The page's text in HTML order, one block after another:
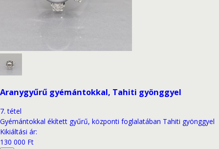
Aranygyűrű gyémántokkal, Tahiti gyönggyel
7. tétel
Gyémántokkal ékített gyűrű, központi foglalatában Tahiti gyönggyel
Kikiáltási ár:
130 000 Ft